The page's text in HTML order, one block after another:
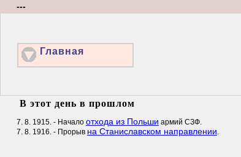
---
Главная
В этот день в прошлом
7. 8. 1915. - Начало отхода из Польши армий СЗФ.
7. 8. 1916. - Прорыв на Станиславском направлении.